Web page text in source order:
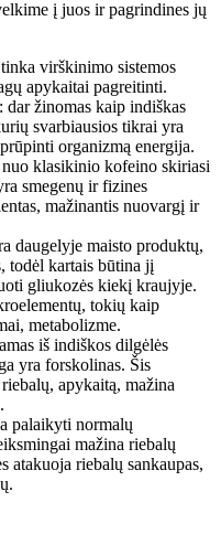
į juos ir pagrindines jų
virškinimo sistemos
apykaitai pagreitinti.
dar žinomas kaip indiškas
svarbiausios tikrai yra
organizmą energija.
klasikinio kofeino skiriasi
smegenų ir fizines
mažinantis nuovargį ir
daugelyje maisto produktų,
todėl kartais būtina jį
gliukozės kiekį kraujyje.
tokių kaip
metabolizme.
iš indiškos dilgėlės
yra forskolinas. Šis
apykaitą, mažina
palaikyti normalų
mažina riebalų
atakuoja riebalų sankaupas,